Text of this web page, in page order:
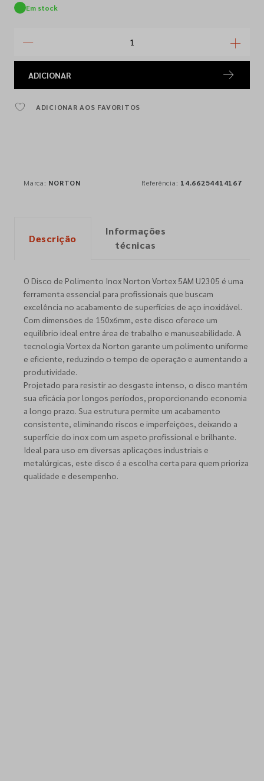
Em stock
ADICIONAR
ADICIONAR AOS FAVORITOS
Marca: NORTON Referência: 14.66254414167
Descrição
Informações
técnicas
O Disco de Polimento Inox Norton Vortex 5AM U2305 é uma
ferramenta essencial para profissionais que buscam
excelência no acabamento de superfícies de aço inoxidável.
Com dimensões de 150x6mm, este disco oferece um
equilíbrio ideal entre área de trabalho e manuseabilidade. A
tecnologia Vortex da Norton garante um polimento uniforme
e eficiente, reduzindo o tempo de operação e aumentando a
produtividade.
Projetado para resistir ao desgaste intenso, o disco mantém
sua eficácia por longos períodos, proporcionando economia
a longo prazo. Sua estrutura permite um acabamento
consistente, eliminando riscos e imperfeições, deixando a
superfície do inox com um aspeto profissional e brilhante.
Ideal para uso em diversas aplicações industriais e
metalúrgicas, este disco é a escolha certa para quem prioriza
qualidade e desempenho.